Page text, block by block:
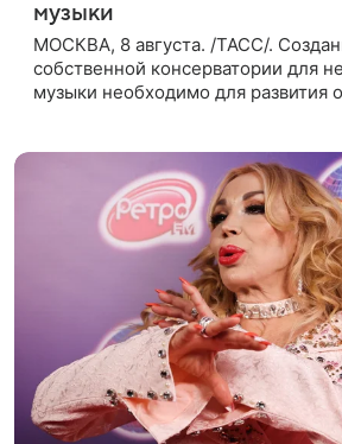
музыки
МОСКВА, 8 августа. /ТАСС/.
собственной консерватории для
музыки необходимо для развития